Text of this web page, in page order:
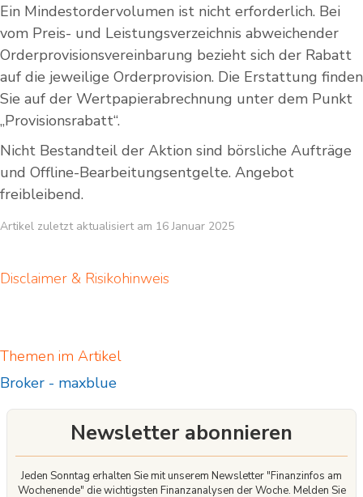
Ein Mindestordervolumen ist nicht erforderlich. Bei
vom Preis- und Leistungsverzeichnis abweichender
Orderprovisionsvereinbarung bezieht sich der Rabatt
auf die jeweilige Orderprovision. Die Erstattung finden
Sie auf der Wertpapierabrechnung unter dem Punkt
„Provisionsrabatt“.
Nicht Bestandteil der Aktion sind börsliche Aufträge
und Offline-Bearbeitungsentgelte. Angebot
freibleibend.
Artikel zuletzt aktualisiert am 16 Januar 2025
Disclaimer & Risikohinweis
Themen im Artikel
Broker - maxblue
Newsletter abonnieren
Jeden Sonntag erhalten Sie mit unserem Newsletter "Finanzinfos am
Wochenende" die wichtigsten Finanzanalysen der Woche. Melden Sie